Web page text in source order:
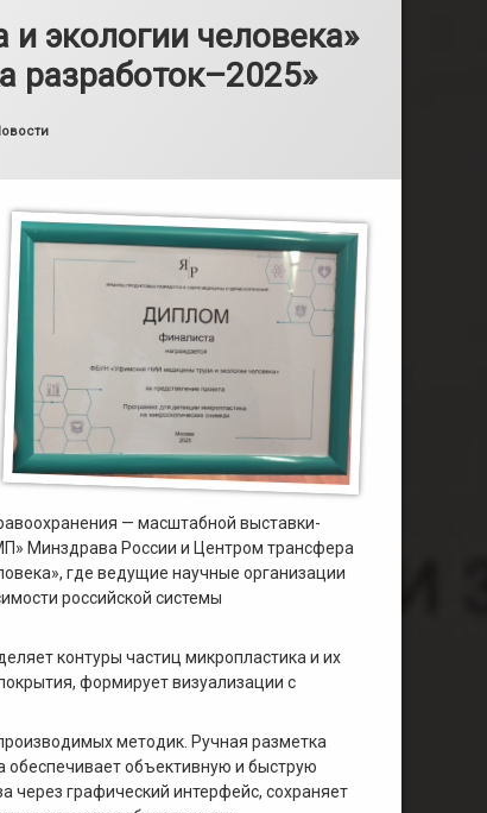
экологии человека»
разработок–2025»
— масштабной выставки-
Минздрава России и Центром трансфера
где ведущие научные организации
российской системы
контуры частиц микропластика и их
формирует визуализации с
методик. Ручная разметка
объективную и быструю
через графический интерфейс, сохраняет